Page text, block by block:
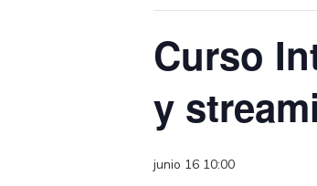
Curso
y
junio 16 10:00